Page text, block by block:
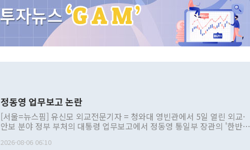
정동영 업무보고 논란
[서울=뉴스핌] 유신모 외교전문기자 = 청와대 영빈관에서 5일 열린 외교·
안보 분야 정부 부처의 대통령 업무보고에서 정동영 통일부 장관의 '한반도
발언 중에는 정부 내 조율을 거치지 않은 사안을 정책으로 추진하겠다고 공
2026-08-06 06:10